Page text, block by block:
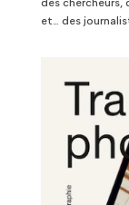
des chercheurs,
et… des